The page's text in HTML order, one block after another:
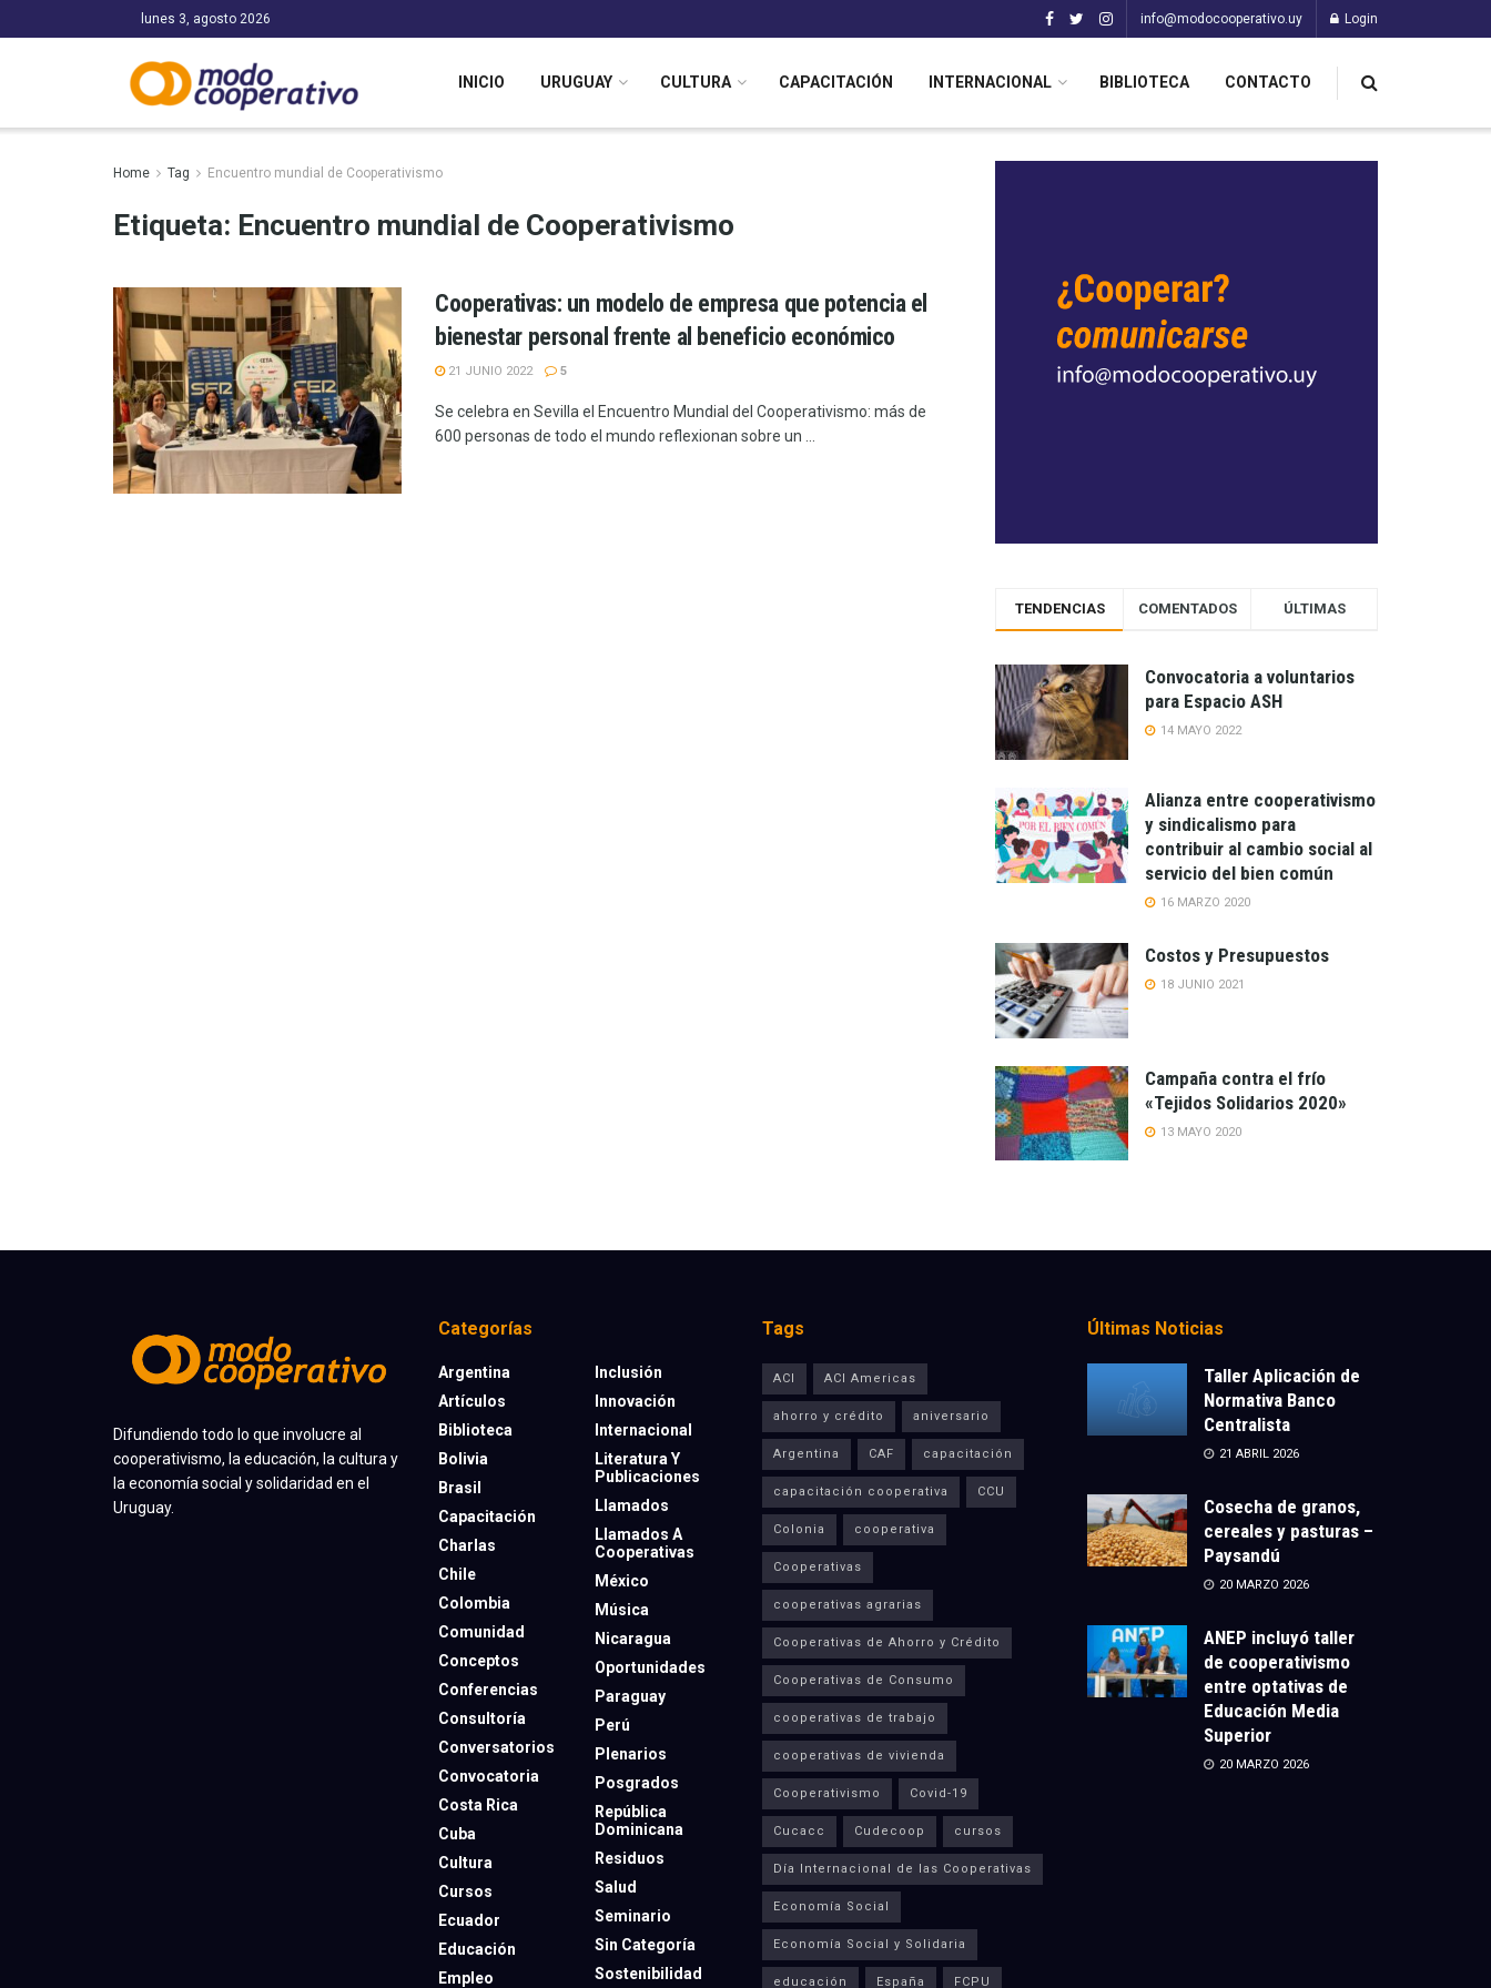
lunes 3, agosto 2026 info@modocooperativo.uy Login
INICIO URUGUAY CULTURA CAPACITACIÓN INTERNACIONAL BIBLIOTECA CONTACTO
Home Tag Encuentro mundial de Cooperativismo
Etiqueta: Encuentro mundial de Cooperativismo
Cooperativas: un modelo de empresa que potencia el
bienestar personal frente al beneficio económico
21 JUNIO 2022 5
Se celebra en Sevilla el Encuentro Mundial del Cooperativismo: más de
600 personas de todo el mundo reflexionan sobre un ...
TENDENCIAS COMENTADOS ÚLTIMAS
Convocatoria a voluntarios
para Espacio ASH
14 MAYO 2022
Alianza entre cooperativismo
y sindicalismo para
contribuir al cambio social al
servicio del bien común
16 MARZO 2020
Costos y Presupuestos
18 JUNIO 2021
Campaña contra el frío
«Tejidos Solidarios 2020»
13 MAYO 2020
Difundiendo todo lo que involucre al
cooperativismo, la educación, la cultura y
la economía social y solidaridad en el
Uruguay.
Categorías
Argentina
Artículos
Biblioteca
Bolivia
Brasil
Capacitación
Charlas
Chile
Colombia
Comunidad
Conceptos
Conferencias
Consultoría
Conversatorios
Convocatoria
Costa Rica
Cuba
Cultura
Cursos
Ecuador
Educación
Empleo
Inclusión
Innovación
Internacional
Literatura Y
Publicaciones
Llamados
Llamados A
Cooperativas
México
Música
Nicaragua
Oportunidades
Paraguay
Perú
Plenarios
Posgrados
República
Dominicana
Residuos
Salud
Seminario
Sin Categoría
Sostenibilidad
Tags
ACI ACI Americas
ahorro y crédito aniversario
Argentina CAF capacitación
capacitación cooperativa CCU
Colonia cooperativa
Cooperativas
cooperativas agrarias
Cooperativas de Ahorro y Crédito
Cooperativas de Consumo
cooperativas de trabajo
cooperativas de vivienda
Cooperativismo Covid-19
Cucacc Cudecoop cursos
Día Internacional de las Cooperativas
Economía Social
Economía Social y Solidaria
educación España FCPU
Últimas Noticias
Taller Aplicación de
Normativa Banco
Centralista
21 ABRIL 2026
Cosecha de granos,
cereales y pasturas –
Paysandú
20 MARZO 2026
ANEP incluyó taller
de cooperativismo
entre optativas de
Educación Media
Superior
20 MARZO 2026